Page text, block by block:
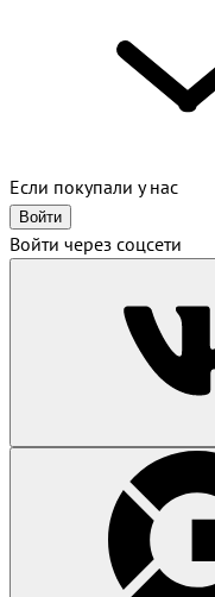
Если покупали у нас
Войти
Войти через соцсети